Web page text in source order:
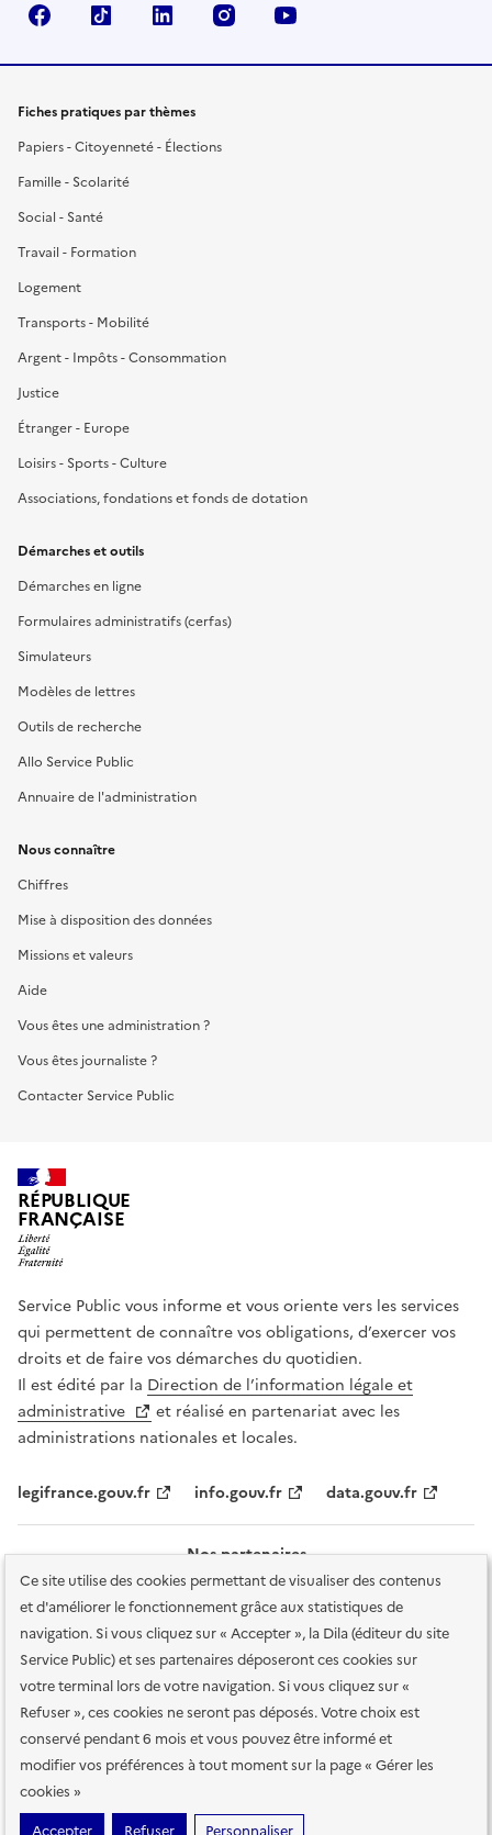
Ce site utilise des cookies permettant de visualiser des contenus
et d'améliorer le fonctionnement grâce aux statistiques de
navigation. Si vous cliquez sur « Accepter », la Dila (éditeur du site
Service Public) et ses partenaires déposeront ces cookies sur
votre terminal lors de votre navigation. Si vous cliquez sur «
Refuser », ces cookies ne seront pas déposés. Votre choix est
conservé pendant 6 mois et vous pouvez être informé et
modifier vos préférences à tout moment sur la page « Gérer les
cookies »
FacebookTikTok LinkedIn Instagram
Fiches pratiques par thèmes
Papiers - Citoyenneté - Élections
Famille - Scolarité
Social - Santé
Travail - Formation
Logement
Transports - Mobilité
Argent - Impôts - Consommation
Justice
Étranger - Europe
Loisirs - Sports - Culture
Associations, fondations et fonds de dotation
Démarches et outils
Démarches en ligne
Formulaires administratifs (cerfas)
Simulateurs
Modèles de lettres
Outils de recherche
Allo Service Public
Annuaire de l'administration
Nous connaître
Chiffres
Mise à disposition des données
Missions et valeurs
Aide
Vous êtes une administration ?
Vous êtes journaliste ?
Contacter Service Public
RÉPUBLIQUE
FRANÇAISE
Service Public vous informe et vous oriente vers les services
qui permettent de connaître vos obligations, d’exercer vos
droits et de faire vos démarches du quotidien.
Il est édité par la Direction de l’information légale et
administrative
et réalisé en partenariat avec les
administrations nationales et locales.
legifrance.gouv.fr info.gouv.fr data.gouv.fr
Nos partenaires
Plan du site Accessibilité : totalement conforme
Accessibilité des
services en ligne Mentions légales Données personnelles et sécurité
Conditions générales d'utilisation Gestion des cookies
Sauf mention contraire, tous les contenus de ce site sont sous